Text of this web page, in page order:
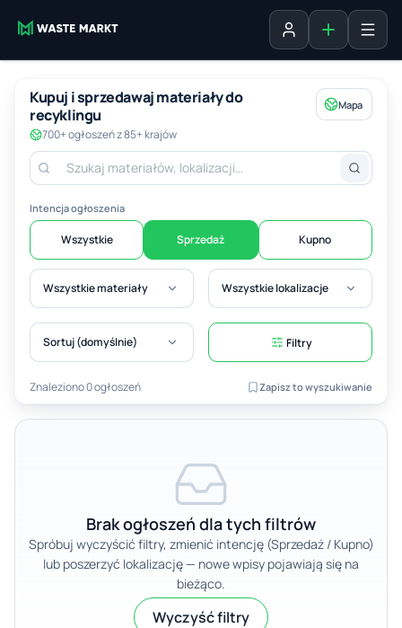
Zaloguj sięDodaj
Kupuj i sprzedawaj materiały do
recyklingu
700+ ogłoszeń z 85+ krajów
Mapa
Intencja ogłoszenia
Wszystkie Sprzedaż Kupno
Wszystkie materiały Wszystkie lokalizacje
Sortuj (domyślnie) Filtry
Znaleziono 0 ogłoszeń Zapisz to wyszukiwanie
Brak ogłoszeń dla tych filtrów
Spróbuj wyczyścić filtry, zmienić intencję (Sprzedaż / Kupno)
lub poszerzyć lokalizację — nowe wpisy pojawiają się na
bieżąco.
Wyczyść filtry